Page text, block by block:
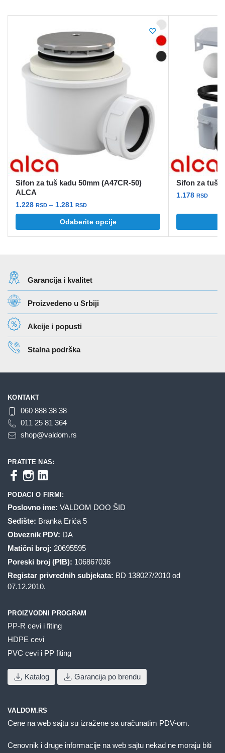
Sifon za tuš kadu 50mm (A47CR-50)
ALCA
1.228 RSD – 1.281 RSDRaspon
cena:
od
1.228 rsd
Odaberite opcije
varijanti.
Opcije
mogu
biti
izabrane
na
stranici
proizvoda.
Sifon za tuš
1.178 RSD
Garancija i kvalitet
Proizvedeno u Srbiji
Akcije i popusti
Stalna podrška
KONTAKT
060 888 38 38
011 25 81 364
shop@valdom.rs
PRATITE NAS:
PODACI O FIRMI:
Poslovno ime: VALDOM DOO ŠID
Sedište: Branka Erića 5
Obveznik PDV: DA
Matični broj: 20695595
Poreski broj (PIB): 106867036
Registar privrednih subjekata: BD 138027/2010 od
07.12.2010.
PROIZVODNI PROGRAM
PP-R cevi i fiting
HDPE cevi
PVC cevi i PP fiting
Katalog Garancija po brendu
VALDOM.RS
Cene na web sajtu su izražene sa uračunatim PDV-om.
Cenovnik i druge informacije na web sajtu nekad ne moraju biti